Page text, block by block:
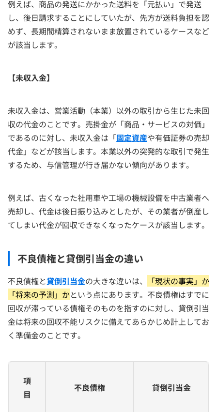
例えば、商品の発送にかかった送料を「元払い」で発送
し、後日請求することにしていたが、先方が送料負担を認
めず、長期間精算されないまま放置されているケースなど
が該当します。
【未収入金】
未収入金は、営業活動（本業）以外の取引から生じた未回
収の代金のことです。売掛金が「商品・サービスの対価」
であるのに対し、未収入金は「固定資産や有価証券の売却
代金」などが該当します。本業以外の突発的な取引で発生
するため、与信管理が行き届かない傾向があります。
例えば、古くなった社用車や工場の機械設備を中古業者へ
売却し、代金は後日振り込みとしたが、その業者が倒産し
てしまい代金が回収できなくなったケースが該当します。
不良債権と貸倒引当金の違い
不良債権と貸倒引当金の大きな違いは、
「現状の事実」か
「将来の予測」かという点にあります。不良債権はすでに
回収が滞っている債権そのものを指すのに対し、貸倒引当
金は将来の回収不能リスクに備えてあらかじめ計上してお
く準備金のことです。
項
目
不良債権 貸倒引当金